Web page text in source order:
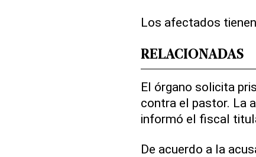
Los afectados
RELACIONADAS
El órgano solicita
contra el pastor. La
informó el fiscal
De acuerdo a la